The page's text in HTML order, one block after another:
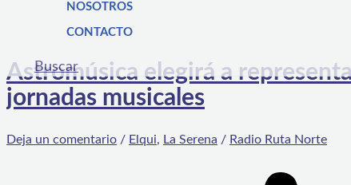
NOSOTROS
CONTACTO
Buscar
Astromúsica elegirá a
jornadas musicales
Deja un comentario / Elqui, La Serena / Radio Ruta Norte